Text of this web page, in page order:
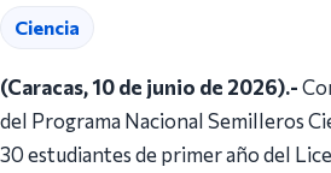
Ciencia
(Caracas, 10 de junio de 2026).-
del Programa Nacional Semilleros
30 estudiantes de primer año del